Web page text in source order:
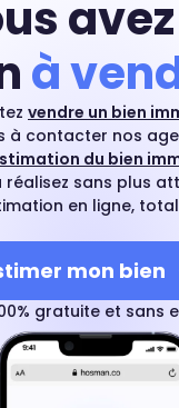
à
vendre un bien
à contacter nos
du bien
réalisez sans plus
en ligne,
mon bien
gratuite et sans